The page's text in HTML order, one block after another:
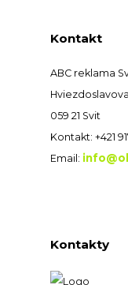
Kontakt
ABC reklama
059 21 Svit
Kontakt: +421
Email:
Kontakty